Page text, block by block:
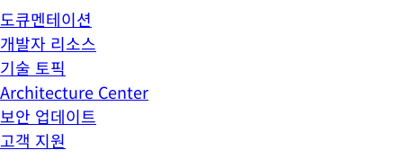
도큐멘테이션
개발자 리소스
기술 토픽
Architecture Center
보안 업데이트
고객 지원